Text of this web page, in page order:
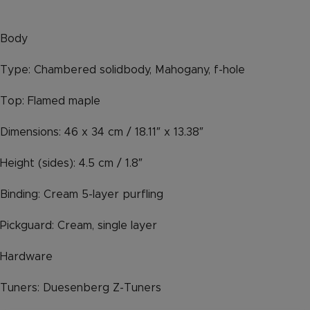
Body
Type: Chambered solidbody, Mahogany, f-hole
Top: Flamed maple
Dimensions: 46 x 34 cm / 18.11″ x 13.38″
Height (sides): 4.5 cm / 1.8″
Binding: Cream 5-layer purfling
Pickguard: Cream, single layer
Hardware
Tuners: Duesenberg Z-Tuners